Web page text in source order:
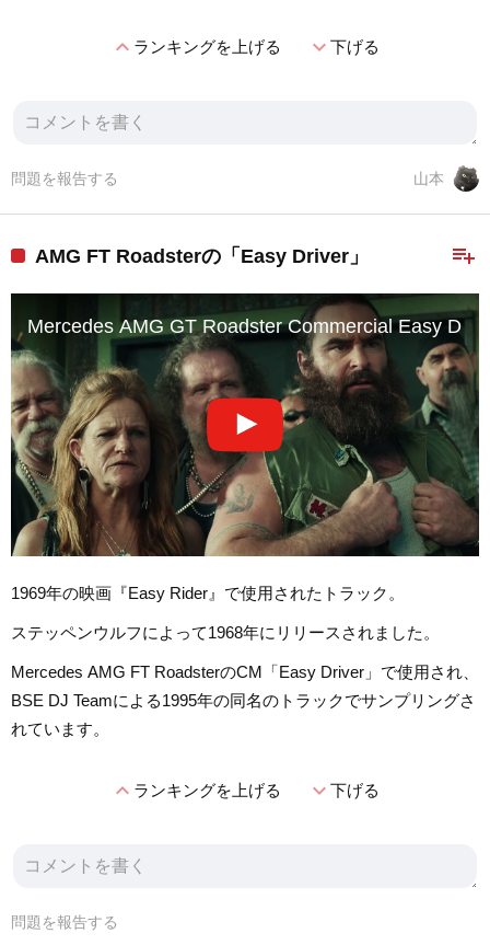
expand_lessランキングを上げる expand_more下げる
山本
問題を報告する
playlist_add
AMG FT Roadsterの「Easy Driver」
Mercedes AMG GT Roadster Commercial Easy
1969年の映画『Easy Rider』で使用されたトラック。
ステッペンウルフによって1968年にリリースされました。
Mercedes AMG FT RoadsterのCM「Easy Driver」で使用され、
BSE DJ Teamによる1995年の同名のトラックでサンプリングさ
れています。
expand_lessランキングを上げる expand_more下げる
問題を報告する